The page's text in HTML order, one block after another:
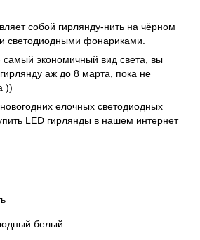
собой гирлянду-нить на чёрном
светодиодными фонариками.
самый экономичный вид света, вы
аж до 8 марта, пока не
))
елочных светодиодных
LED гирлянды в нашем интернет
белый